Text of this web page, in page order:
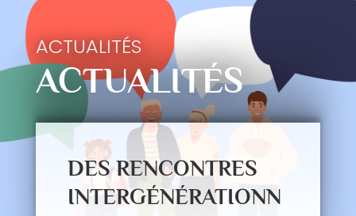
ACTUALITÉS
ACTUALITÉS
DES RENCONTRES
INTERGÉNÉRATIONN